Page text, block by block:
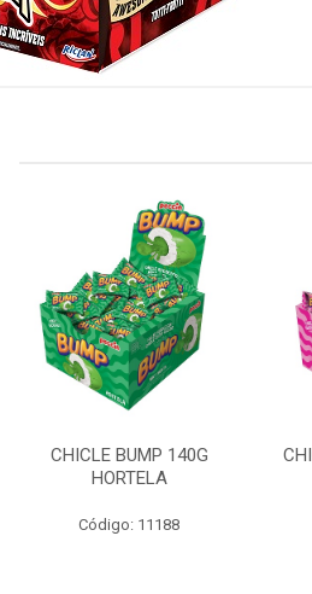
CHICLE BUMP 140G
HORTELA
Código: 11188